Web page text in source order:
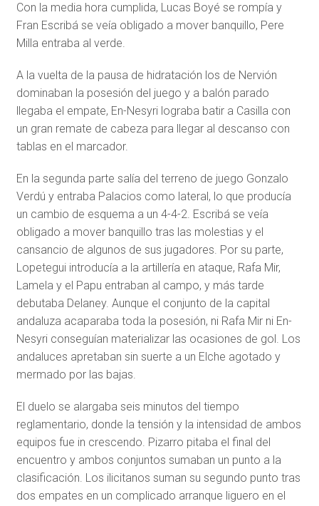
Con la media hora cumplida, Lucas Boyé se rompía y
Fran Escribá se veía obligado a mover banquillo, Pere
Milla entraba al verde.
A la vuelta de la pausa de hidratación los de Nervión
dominaban la posesión del juego y a balón parado
llegaba el empate, En-Nesyri lograba batir a Casilla con
un gran remate de cabeza para llegar al descanso con
tablas en el marcador.
En la segunda parte salía del terreno de juego Gonzalo
Verdú y entraba Palacios como lateral, lo que producía
un cambio de esquema a un 4-4-2. Escribá se veía
obligado a mover banquillo tras las molestias y el
cansancio de algunos de sus jugadores. Por su parte,
Lopetegui introducía a la artillería en ataque, Rafa Mir,
Lamela y el Papu entraban al campo, y más tarde
debutaba Delaney. Aunque el conjunto de la capital
andaluza acaparaba toda la posesión, ni Rafa Mir ni En-
Nesyri conseguían materializar las ocasiones de gol. Los
andaluces apretaban sin suerte a un Elche agotado y
mermado por las bajas.
El duelo se alargaba seis minutos del tiempo
reglamentario, donde la tensión y la intensidad de ambos
equipos fue in crescendo. Pizarro pitaba el final del
encuentro y ambos conjuntos sumaban un punto a la
clasificación. Los ilicitanos suman su segundo punto tras
dos empates en un complicado arranque liguero en el